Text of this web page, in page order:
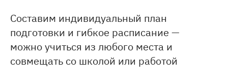
Составим индивидуальный план
подготовки и гибкое расписание —
можно учиться из любого места и
совмещать со школой или работой